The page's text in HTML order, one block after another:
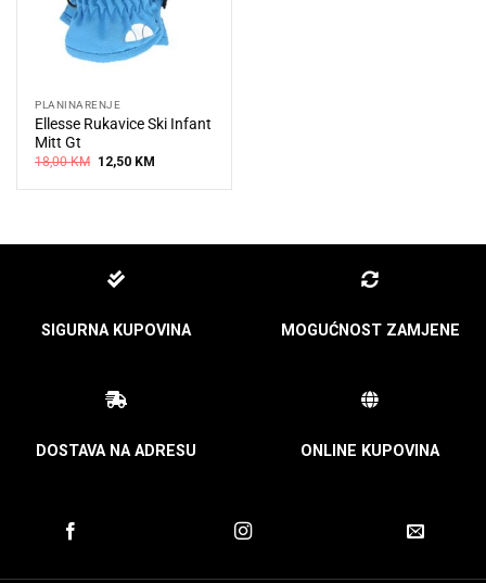
PLANINARENJE
Ellesse Rukavice Ski Infant
Mitt Gt
18,00KM Original
was:
12,50 KMCurrent
is:
SIGURNA KUPOVINA MOGUĆNOST ZAMJENE
DOSTAVA NA ADRESU ONLINE KUPOVINA